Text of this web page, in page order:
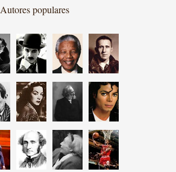
Autores populares